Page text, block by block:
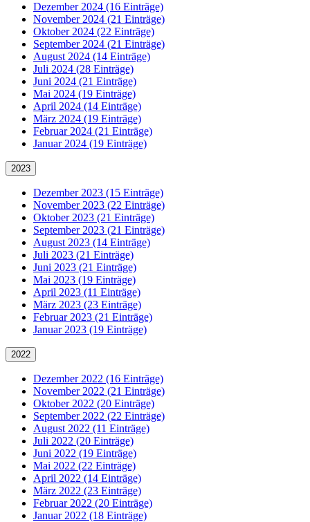
Dezember 2024 (16 Einträge)
November 2024 (21 Einträge)
Oktober 2024 (22 Einträge)
September 2024 (21 Einträge)
August 2024 (14 Einträge)
Juli 2024 (28 Einträge)
Juni 2024 (21 Einträge)
Mai 2024 (19 Einträge)
April 2024 (14 Einträge)
März 2024 (19 Einträge)
Februar 2024 (21 Einträge)
Januar 2024 (19 Einträge)
2023
Dezember 2023 (15 Einträge)
November 2023 (22 Einträge)
Oktober 2023 (21 Einträge)
September 2023 (21 Einträge)
August 2023 (14 Einträge)
Juli 2023 (21 Einträge)
Juni 2023 (21 Einträge)
Mai 2023 (19 Einträge)
April 2023 (11 Einträge)
März 2023 (23 Einträge)
Februar 2023 (21 Einträge)
Januar 2023 (19 Einträge)
2022
Dezember 2022 (16 Einträge)
November 2022 (21 Einträge)
Oktober 2022 (20 Einträge)
September 2022 (22 Einträge)
August 2022 (11 Einträge)
Juli 2022 (20 Einträge)
Juni 2022 (19 Einträge)
Mai 2022 (22 Einträge)
April 2022 (14 Einträge)
März 2022 (23 Einträge)
Februar 2022 (20 Einträge)
Januar 2022 (18 Einträge)